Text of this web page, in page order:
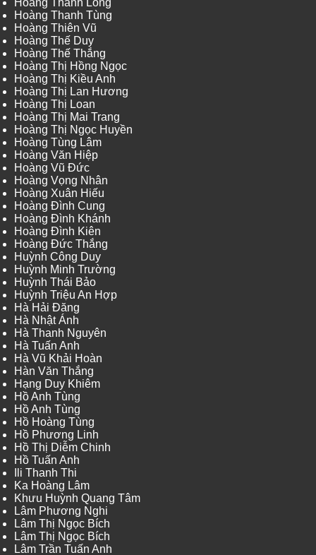
Hoàng Thanh Long
Hoàng Thanh Tùng
Hoàng Thiên Vũ
Hoàng Thế Duy
Hoàng Thế Thắng
Hoàng Thị Hồng Ngọc
Hoàng Thị Kiều Anh
Hoàng Thị Lan Hương
Hoàng Thị Loan
Hoàng Thị Mai Trang
Hoàng Thị Ngọc Huyền
Hoàng Tùng Lâm
Hoàng Văn Hiệp
Hoàng Vũ Đức
Hoàng Vọng Nhân
Hoàng Xuân Hiếu
Hoàng Đình Cung
Hoàng Đình Khánh
Hoàng Đình Kiên
Hoàng Đức Thắng
Huỳnh Công Duy
Huỳnh Minh Trường
Huỳnh Thái Bảo
Huỳnh Triệu An Hợp
Hà Hải Đăng
Hà Nhật Ánh
Hà Thanh Nguyên
Hà Tuấn Anh
Hà Vũ Khải Hoàn
Hàn Văn Thắng
Hạng Duy Khiêm
Hồ Anh Tùng
Hồ Anh Tùng
Hồ Hoàng Tùng
Hồ Phương Linh
Hồ Thị Diễm Chinh
Hồ Tuấn Anh
Ili Thanh Thi
Ka Hoàng Lâm
Khưu Huỳnh Quang Tâm
Lâm Phương Nghi
Lâm Thị Ngọc Bích
Lâm Thị Ngọc Bích
Lâm Trần Tuấn Anh